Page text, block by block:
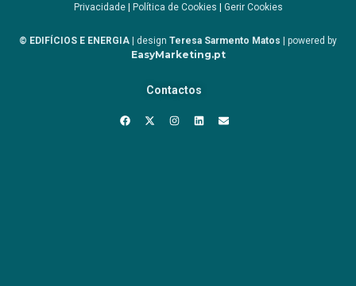
Privacidade| Política de Cookies Gerir Cookies
© EDIFÍCIOS E ENERGIA | design Teresa Sarmento Matos | powered by
EasyMarketing.pt
Contactos